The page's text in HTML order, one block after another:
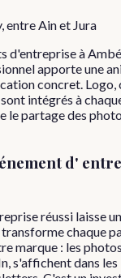
entre Ain et Jura
d'entreprise à
apporte une
concret.
intégrés à
le partage des
d'
réussi laisse
chaque
marque : les
s'affichent dans